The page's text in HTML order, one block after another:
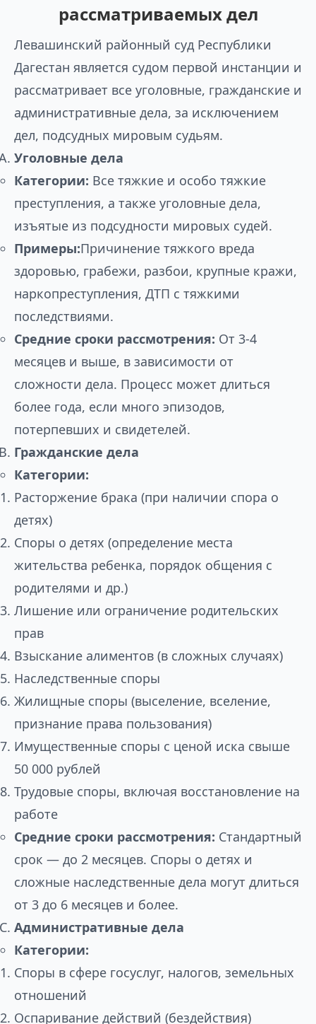
рассматриваемых дел
Левашинский районный суд Республики
Дагестан является судом первой инстанции и
рассматривает все уголовные, гражданские и
административные дела, за исключением
дел, подсудных мировым судьям.
Уголовные дела
Категории: Все тяжкие и особо тяжкие
преступления, а также уголовные дела,
изъятые из подсудности мировых судей.
Примеры:Причинение тяжкого вреда
здоровью, грабежи, разбои, крупные кражи,
наркопреступления, ДТП с тяжкими
последствиями.
Средние сроки рассмотрения: От 3-4
месяцев и выше, в зависимости от
сложности дела. Процесс может длиться
более года, если много эпизодов,
потерпевших и свидетелей.
Гражданские дела
Категории:
Расторжение брака (при наличии спора о
детях)
Споры о детях (определение места
жительства ребенка, порядок общения с
родителями и др.)
Лишение или ограничение родительских
прав
Взыскание алиментов (в сложных случаях)
Наследственные споры
Жилищные споры (выселение, вселение,
признание права пользования)
Имущественные споры с ценой иска свыше
50 000 рублей
Трудовые споры, включая восстановление на
работе
Средние сроки рассмотрения: Стандартный
срок — до 2 месяцев. Споры о детях и
сложные наследственные дела могут длиться
от 3 до 6 месяцев и более.
Административные дела
Категории:
Споры в сфере госуслуг, налогов, земельных
отношений
Оспаривание действий (бездействия)